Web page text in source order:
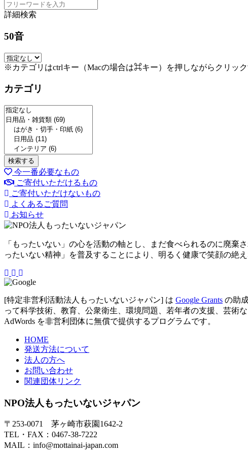
詳細検索
50音
※カテゴリはctrlキー（Macの場合は⌘キー）を押しながらクリック
カテゴリ
今一番必要なもの
ご寄付いただけるもの
ご寄付いただけないもの
よくあるご質問
お知らせ
「もったいない」の心を活動の軸とし、まだ食べられるのに廃
ったいない精神」を普及することにより、明るく健康で笑顔の絶
[特定非営利活動法人もったいないジャパン] は Google Grants の助
って科学技術、教育、公衆衛生、環境問題、若年者の支援、芸術
AdWords を非営利団体に無償で提供するプログラムです。
HOME
発送方法について
法人の方へ
お問い合わせ
関連団体リンク
NPO法人もったいないジャパン
〒253-0071 茅ヶ崎市萩園1642-2
TEL・FAX：0467-38-7222
MAIL：info@mottainai-japan.com